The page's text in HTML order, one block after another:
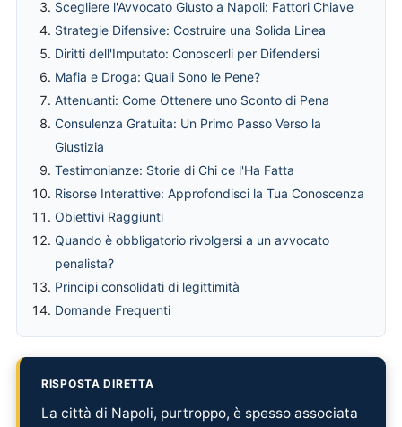
Scegliere l'Avvocato Giusto a Napoli: Fattori Chiave
Strategie Difensive: Costruire una Solida Linea
Diritti dell'Imputato: Conoscerli per Difendersi
Mafia e Droga: Quali Sono le Pene?
Attenuanti: Come Ottenere uno Sconto di Pena
Consulenza Gratuita: Un Primo Passo Verso la
Giustizia
Testimonianze: Storie di Chi ce l'Ha Fatta
Risorse Interattive: Approfondisci la Tua Conoscenza
Obiettivi Raggiunti
Quando è obbligatorio rivolgersi a un avvocato
penalista?
Principi consolidati di legittimità
Domande Frequenti
RISPOSTA DIRETTA
La città di Napoli, purtroppo, è spesso associata